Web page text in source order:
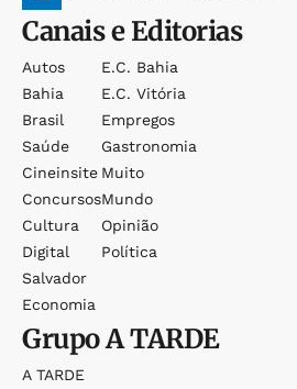
Canais e Editorias
Autos
Bahia
Brasil
Saúde
Cineinsite
Concursos
Cultura
Digital
Salvador
Economia
E.c. Bahia
E.c. Vitória
Empregos
Gastronomia
Muito
Mundo
Opinião
Política
GrupoA TARDE
A TARDE